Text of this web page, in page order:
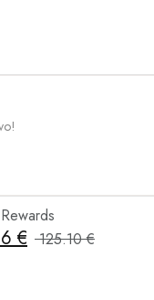
€ 125.10 €